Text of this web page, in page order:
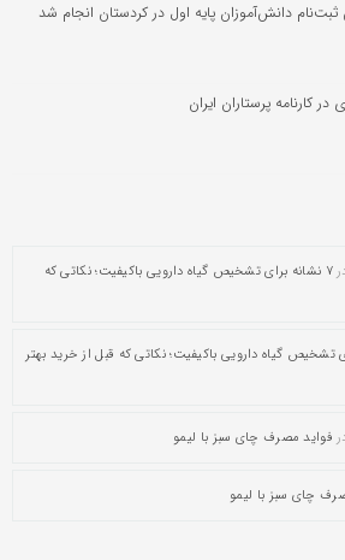
کارنامه پرستاران ایران
۷ نشانه برای تشخیص گیاه دارویی باکیفیت؛ نکاتی که
تشخیص گیاه دارویی باکیفیت؛ نکاتی که قبل از خرید بهتر
فواید مصرف چای سبز با لیمو
چای سبز با لیمو